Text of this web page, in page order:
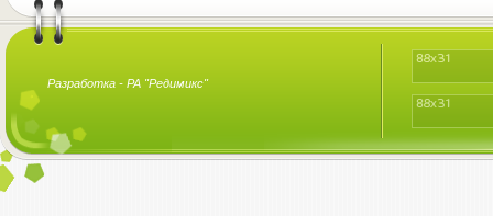
Разработка - РА "Редимикс"